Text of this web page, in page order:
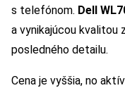
s telefónom. Dell
a vynikajúcou kvalitou
posledného detailu.
Cena je vyššia, no